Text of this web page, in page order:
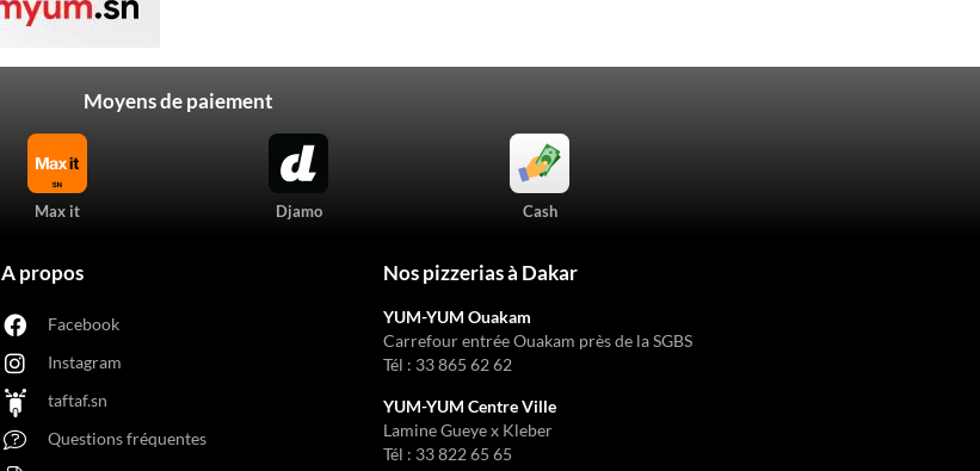
Moyens de paiement
Max it Djamo Cash
A propos
Facebook
Instagram
taftaf.sn
Questions fréquentes
Nos pizzerias à Dakar
YUM-YUM Ouakam
Carrefour entrée Ouakam près de la SGBS
Tél : 33 865 62 62
YUM-YUM Centre Ville
Lamine Gueye x Kleber
Tél : 33 822 65 65